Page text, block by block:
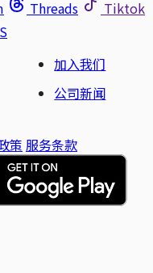
Threads
Tiktok
加入我们
公司新闻
策 服务条款